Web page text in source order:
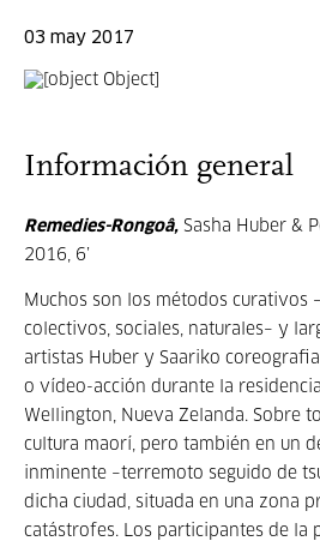
03 may 2017
Información general
Remedies-Rongoâ, Sasha Huber &
2016, 6’
Muchos son los métodos curativos
colectivos, sociales, naturales– y
artistas Huber y Saariko
o vídeo-acción durante la
Wellington, Nueva Zelanda. Sobre
cultura maorí, pero también en un
inminente –terremoto seguido de
dicha ciudad, situada en una zona
catástrofes. Los participantes de la